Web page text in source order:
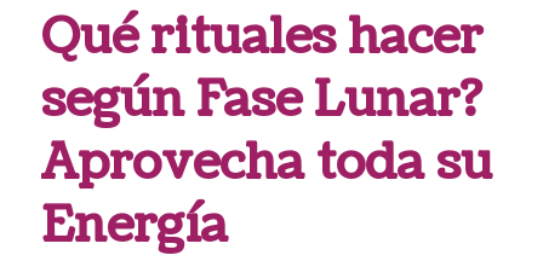
Qué rituales hacer
según Fase Lunar?
Aprovecha toda su
Energía